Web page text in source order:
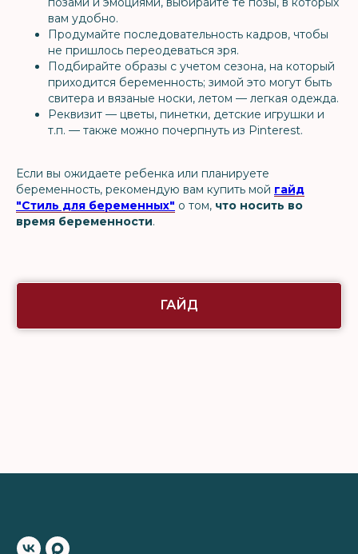
вам удобно.
Продумайте последовательность кадров, чтобы
не пришлось переодеваться зря.
Подбирайте образы с учетом сезона, на который
приходится беременность; зимой это могут быть
свитера и вязаные носки, летом — легкая одежда.
Реквизит — цветы, пинетки, детские игрушки и
т.п. — также можно почерпнуть из Pinterest.
Если вы ожидаете ребенка или планируете
беременность, рекомендую вам купить мой гайд
"Стиль для беременных" о том, что носить во
время беременности.
ГАЙД